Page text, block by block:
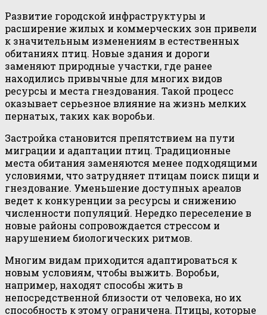
Развитие городской инфраструктуры и
расширение жилых и коммерческих зон привели
к значительным изменениям в естественных
обитаниях птиц. Новые здания и дороги
заменяют природные участки, где ранее
находились привычные для многих видов
ресурсы и места гнездования. Такой процесс
оказывает серьезное влияние на жизнь мелких
пернатых, таких как воробьи.
Застройка становится препятствием на пути
миграции и адаптации птиц. Традиционные
места обитания заменяются менее подходящими
условиями, что затрудняет птицам поиск пищи и
гнездование. Уменьшение доступных ареалов
ведет к конкуренции за ресурсы и снижению
численности популяций. Нередко переселение в
новые районы сопровождается стрессом и
нарушением биологических ритмов.
Многим видам приходится адаптироваться к
новым условиям, чтобы выжить. Воробьи,
например, находят способы жить в
непосредственной близости от человека, но их
способность к этому ограничена. Птицы, которые